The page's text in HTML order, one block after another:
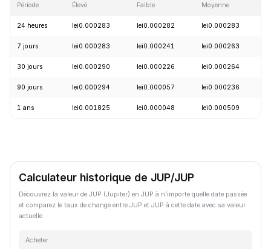
Période Élevé Faible Moyenne
24 heures lei0.000283 lei0.000282 lei0.000283
7 jours lei0.000283 lei0.000241 lei0.000263
30 jours lei0.000290 lei0.000226 lei0.000264
90 jours lei0.000294 lei0.000057 lei0.000236
1 ans lei0.001825 lei0.000048 lei0.000509
Calculateur historique de JUP/JUP
Découvrez la valeur de JUP (Jupiter) en JUP à n'importe quelle date passée
et comparez le taux de change entre JUP et JUP à cette date avec sa valeur
actuelle.
Acheter